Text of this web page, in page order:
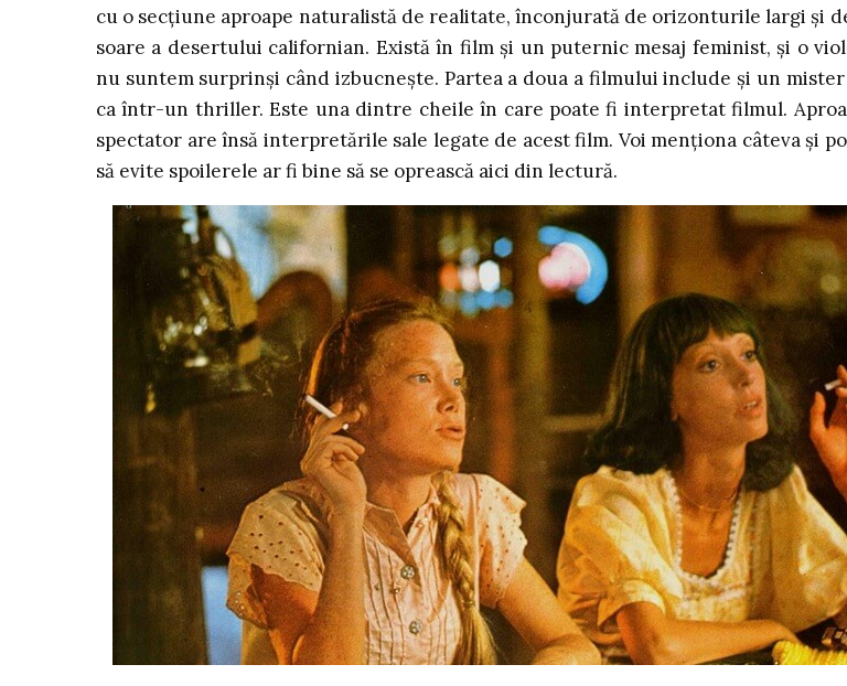
cu o secțiune aproape naturalistă de realitate, înconjurată de orizonturile largi și
soare a desertului californian. Există în film și un puternic mesaj feminist, și o
nu suntem surprinși când izbucnește. Partea a doua a filmului include și un
ca într-un thriller. Este una dintre cheile în care poate fi interpretat filmul.
spectator are însă interpretările sale legate de acest film. Voi menționa câteva și
să evite spoilerele ar fi bine să se oprească aici din lectură.